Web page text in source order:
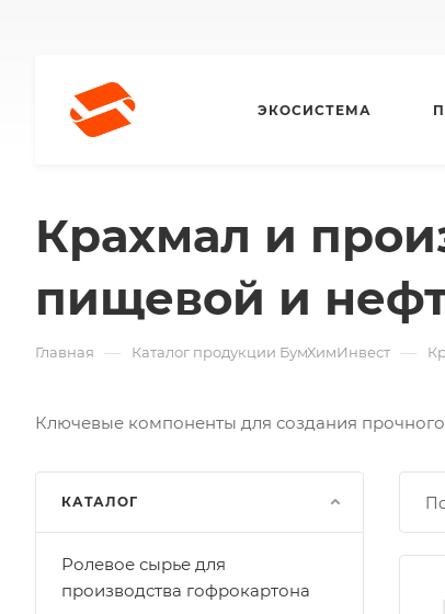
ЭКОСИСТЕМА
Крахмал и
пищевой и
Главная — Каталог продукции БумХимИнвест —
Ключевые компоненты для создания
КАТАЛОГ
Ролевое сырье для
производства гофрокартона